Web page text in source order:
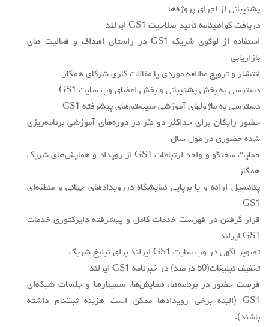
پشتيباني از اجراي پروژه‌ها
دريافت گواهينامه تائيد صلاحيت GS1 ايرلند
استفاده از لوگوي شريك GS1 در راستاي اهداف و فعاليت هاي
بازاريابي
انتشار و ترويج مطالعه موردي يا مقالات كاري شركاي همكار
دسترسي به بخش پشتيباني و بخش اعضاي وب سايت GS1
دسترسي به ماژولهاي آموزشي سيستم‌هاي پيشرفته GS1
حضور رايگان براي حداكثر دو نفر در دوره‌هاي آموزشي برنامه‌ريزي
شده حضوري در طول سال
حمايت سخنگو و واحد ارتباطات GS1 از رويداد و همايش‌هاي شريك
همكار
پتانسيل ارائه و يا برپايي نمايشگاه دررويدادهاي جهاني و منطقه‌اي
GS1
قرار گرفتن در فهرست خدمات كامل و پيشرفته دايركتوري خدمات
GS1 ايرلند
تصوير آگهي در وب سايت GS1 ايرلند براي تبليغ شريك
تخفيف تبليغات(50 درصد) در خبرنامه GS1 ايرلند
فرصت حضور در برنامه‌ها، همايش‌ها، سمينارها و جلسات شبكه‌اي
GS1 (البته برخي رويدادها ممكن است هزينه ثبت‌نام داشته
باشند).